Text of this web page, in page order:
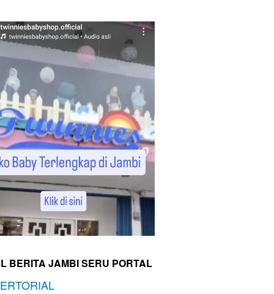
BERITA JAMBI SERU PORTAL